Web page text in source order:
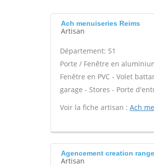
Ach menuiseries Reims
Artisan
Département: 51
Porte / Fenêtre en
Fenêtre en PVC - Volet
garage - Stores - Porte
Voir la fiche artisan : Ach
Agencement creation
Artisan